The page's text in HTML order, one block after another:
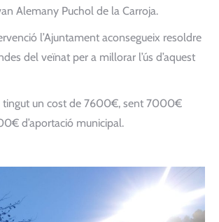
Alemany Puchol de la Carroja.
l’Ajuntament aconsegueix resoldre
del veïnat per a millorar l’ús d’aquest
tingut un cost de 7600€, sent 7000€
d’aportació municipal.